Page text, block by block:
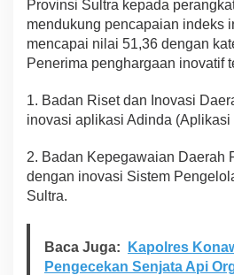
Provinsi Sultra kepada
mendukung pencapaian indeks
mencapai nilai 51,36 dengan
Penerima penghargaan inovatif
1. Badan Riset dan Inovasi
inovasi aplikasi Adinda
2. Badan Kepegawaian Daerah
dengan inovasi Sistem
Sultra.
Baca Juga:
Kapolres
Pengecekan Senjata Api